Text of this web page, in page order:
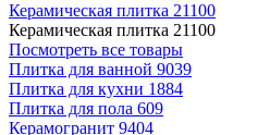
Керамическая плитка 21100
Керамическая плитка 21100
Посмотреть все товары
Плитка для ванной 9039
Плитка для кухни 1884
Плитка для пола 609
Керамогранит 9404